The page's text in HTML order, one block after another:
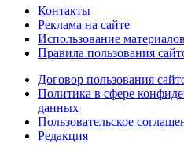
Контакты
Реклама на сайте
Использование
Правила пользования
Договор пользования
Политика в сфере
данных
Пользовательское
Редакция